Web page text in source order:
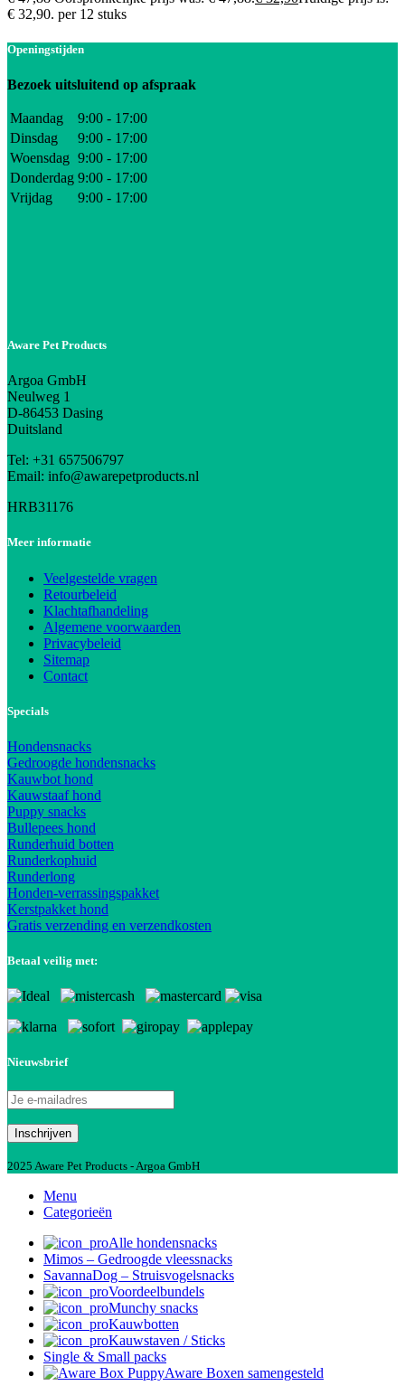
€ 32,90. per 12 stuks
Openingstijden
Bezoek uitsluitend op afspraak
Maandag
9:00 - 17:00
Dinsdag
9:00 - 17:00
Woensdag 9:00 - 17:00
Donderdag 9:00 - 17:00
Vrijdag
9:00 - 17:00
Aware Pet Products
Argoa GmbH
Neulweg 1
D-86453 Dasing
Duitsland
Tel: +31 657506797
Email: info@awarepetproducts.nl
HRB31176
Meer informatie
Veelgestelde vragen
Retourbeleid
Klachtafhandeling
Algemene voorwaarden
Privacybeleid
Sitemap
Contact
Specials
Hondensnacks
Gedroogde hondensnacks
Kauwbot hond
Kauwstaaf hond
Puppy snacks
Bullepees hond
Runderhuid botten
Runderkophuid
Runderlong
Honden-verrassingspakket
Kerstpakket hond
Gratis verzending en verzendkosten
Betaal veilig met:
Nieuwsbrief
2025 Aware Pet Products - Argoa GmbH
Menu
Categorieën
Alle hondensnacks
Mimos – Gedroogde vleessnacks
SavannaDog – Struisvogelsnacks
Voordeelbundels
Munchy snacks
Kauwbotten
Kauwstaven / Sticks
Single & Small packs
Aware Boxen samengesteld